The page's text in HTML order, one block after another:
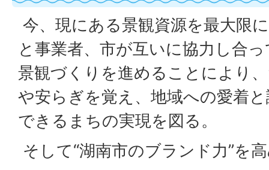
今、現にある景観資源を最大限
と事業者、市が互いに協力し合
景観づくりを進めることにより
や安らぎを覚え、地域への愛着
できるまちの実現を図る。
そして“湖南市のブランド力”を